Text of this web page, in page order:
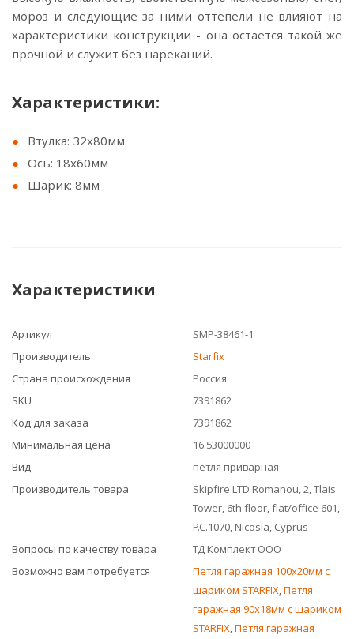
мороз и следующие за ними оттепели не влияют на
характеристики конструкции - она остается такой же
прочной и служит без нареканий.
Характеристики:
Втулка: 32х80мм
Ось: 18х60мм
Шарик: 8мм
Характеристики
Артикул
SMP-38461-1
Производитель
Starfix
Страна происхождения
Россия
SKU
7391862
Код для заказа
7391862
Минимальная цена
16.53000000
Вид
петля приварная
Производитель товара
Skipfire LTD Romanou, 2, Tlais
Tower, 6th floor, flat/office 601,
P.C.1070, Nicosia, Cyprus
Вопросы по качеству товара
ТД Комплект ООО
Возможно вам потребуется
Петля гаражная 100x20мм с
шариком STARFIX,Петля
гаражная 90x18мм с шариком
STARFIX,Петля гаражная